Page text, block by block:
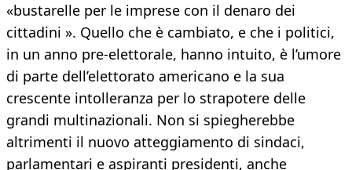
«bustarelle per le imprese con il denaro dei
cittadini ». Quello che è cambiato, e che i politici,
in un anno pre-elettorale, hanno intuito, è l’umore
di parte dell’elettorato americano e la sua
crescente intolleranza per lo strapotere delle
grandi multinazionali. Non si spiegherebbe
altrimenti il nuovo atteggiamento di sindaci,
parlamentari e aspiranti presidenti, anche